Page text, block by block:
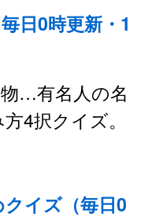
日0時更新・1
…有名人の名
4択クイズ。
イズ（毎日0